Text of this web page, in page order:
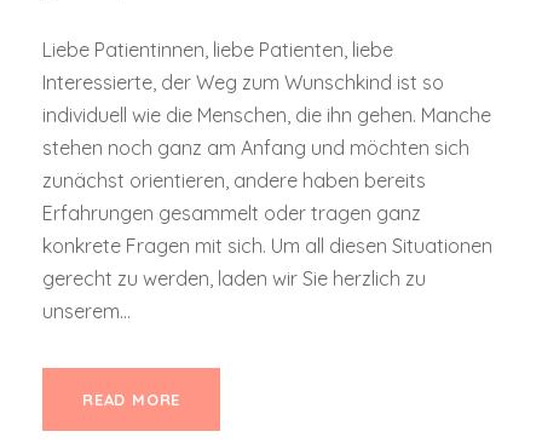
Liebe Patientinnen, liebe Patienten, liebe
Interessierte, der Weg zum Wunschkind ist so
individuell wie die Menschen, die ihn gehen. Manche
stehen noch ganz am Anfang und möchten sich
zunächst orientieren, andere haben bereits
Erfahrungen gesammelt oder tragen ganz
konkrete Fragen mit sich. Um all diesen Situationen
gerecht zu werden, laden wir Sie herzlich zu
unserem...
READ MORE